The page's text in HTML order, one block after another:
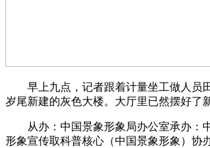
早上九点，记者跟着计量坐工做人员
岁尾新建的灰色大楼。大厅里已然摆好了
从办：中国景象形象局办公室承办：
形象宣传取科普核心（中国景象形象）协